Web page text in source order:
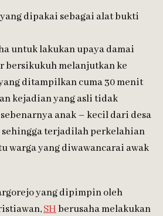
dipakai sebagai alat bukti
untuk lakukan upaya damai
bersikukuh melanjutkan ke
ditampilkan cuma 30 menit
kejadian yang asli tidak
anak – kecil dari desa
terjadilah perkelahian
warga yang diwawancarai awak
yang dipimpin oleh
SHberusaha melakukan